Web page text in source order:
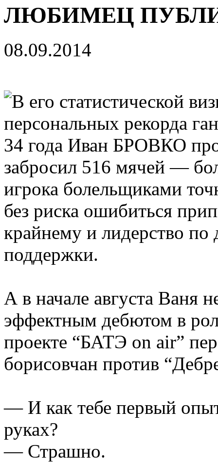
ЛЮБИМЕЦ
08.09.2014
В его статистической
персональных рекорда
34 года Иван БРОВКО
забросил 516 мячей —
игрока болельщиками
без риска ошибиться
крайнему и лидерство по
поддержки.
А в начале августа Ваня
эффектным дебютом в
проекте “БАТЭ on air”
борисовчан против
— И как тебе первый
руках?
— Страшно.